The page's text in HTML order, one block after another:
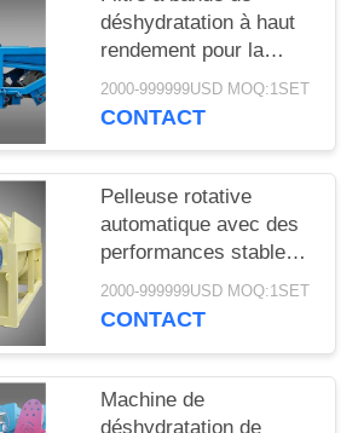
déshydratation à haut
rendement pour la
déshydratation stable
des boues dans les
l'amidon de manioc
2000-999999USD MOQ:1SET
CONTACT
Pelleuse rotative
automatique avec des
performances stables
pour la production
d'amidon de manioc et
2000-999999USD MOQ:1SET
CONTACT
Machine de
déshydratation de